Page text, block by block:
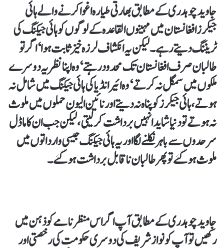
جاوید چوہدری کے مطابق بھارتی طیارہ اغوا کرنے والے ہائی
جیکرز افغانستان میں مہینوں القاعدہ کے لوگوں کو ہائی جیکنگ کی
ٹریننگ دیتے رہے۔ لیکن یہ انکشاف لرزہ خیز ثابت ہوا‘ اگر تو
طالبان صرف افغانستان تک محدود رہتے‘ وہ اپنا نظریہ دوسرے
ملکوں میں سمگل نہ کرتے‘ وہ ائیر انڈیا کی ہائی جیکنگ میں شامل نہ
ہوتے، ہائی جیکرز کو پناہ نہ دیتے اور نائین الیون حملوں میں ملوث
نہ ہوتے تو دنیا شاید انہیں برداشت کر لیتی، لیکن جب ان کا ماڈل
سرحدوں سے باہر نکلنے لگا اور یہ ہائی جیکنگ جیسی وارداتوں میں
ملوث ہو گئے تو پھر طالبان ناقابل برداشت ہو گئے۔
جاوید چوہدری کے مطابق آپ اگر اس منظر نامے کو ذہن میں
رکھیں تو آپ کو نواز شریف کی دوسری حکومت کی رخصتی اور